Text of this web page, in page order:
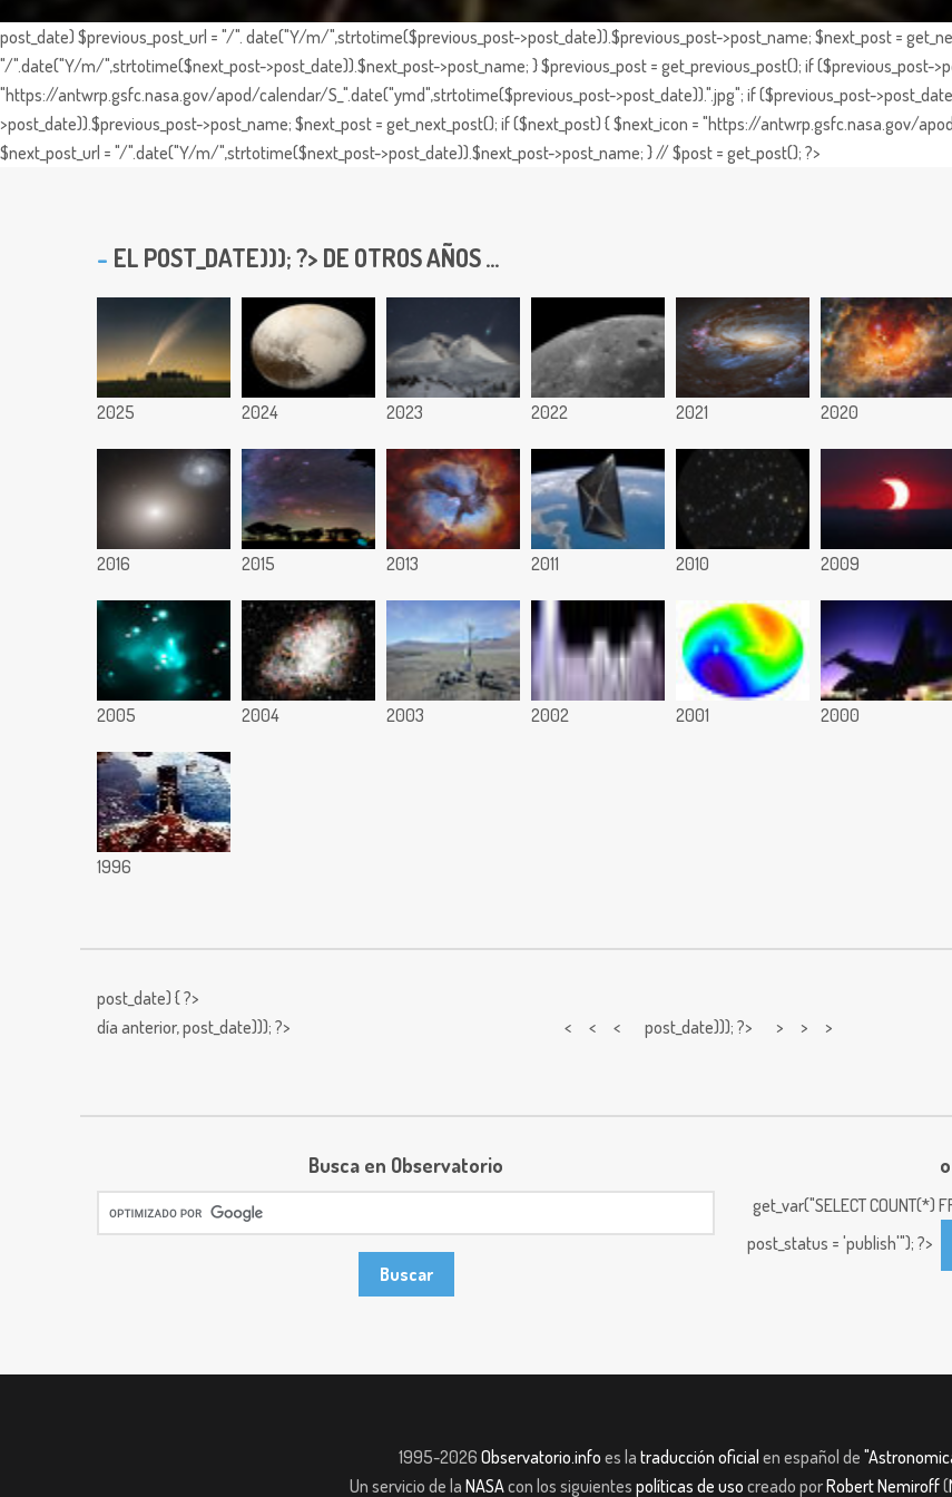
post_date) $previous_post_url = "/". date("Y/m/",strtotime($previous_post->post_date)).$previous_post->post_name; $next_post =
"/".date("Y/m/",strtotime($next_post->post_date)).$next_post->post_name; } $previous_post = get_previous_post(); if ($previous_post-
"https://antwrp.gsfc.nasa.gov/apod/calendar/S_".date("ymd",strtotime($previous_post->post_date)).".jpg"; if ($previous_post-
>post_date)).$previous_post->post_name; $next_post = get_next_post(); if ($next_post) { $next_icon = "https://antwrp.gsfc.nasa.gov/
$next_post_url = "/".date("Y/m/",strtotime($next_post->post_date)).$next_post->post_name; } // $post = get_post(); ?>
EL POST_DATE))); ?> DE OTROS AÑOS ...
2025 2024 2023 2022 2021 2020
2016 2015 2013 2011 2010 2009
2005 2004 2003 2002 2001 2000
1996
post_date) { ?>
día anterior,post_date))); ?> < < < post_date))); ?> > > >
Busca en Observatorio
get_var("SELECT COUNT(*)
post_status = 'publish'"); ?>
1995-2026 Observatorio.info es la traducción oficial en español de
Un servicio de la NASAcon los siguientes políticas de uso creado porRobert Nemiroff(